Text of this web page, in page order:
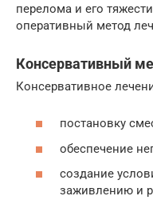
перелома и его
оперативный метод
Консервативный
Консервативное
постановку
обеспечение
создание
заживлению и